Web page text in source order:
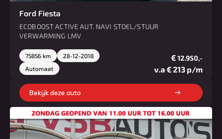
Ford Fiesta
ECOBOOST ACTIVE AUT. NAVI STOEL/STUUR
VERWARMING LMV
75856 km
28-12-2018
Automaat
€12.950,-
v.a € 213 p/m
Bekijk deze auto